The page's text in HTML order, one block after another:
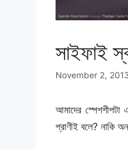
সাইফাই
November 2,
আমাদের
প্রাণীই বলে? নাকি